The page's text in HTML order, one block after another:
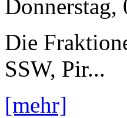
Donnerstag,
Die
SSW, Pir...
[mehr]